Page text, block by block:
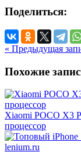
Поделиться:
« Предыдущая
Похожие
Xiaomi POCO X3
процессор